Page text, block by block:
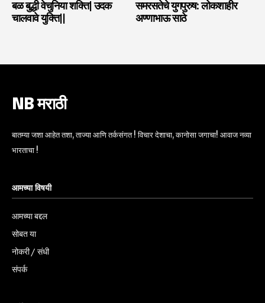
बळ बुद्धी वेचुनिया शक्ति| उदक
चालवावे युक्ति||
समरसतेचे युगपुरुष: लोकशाहीर
अण्णाभाऊ साठे
NB मराठी
बातम्या जशा आहेत तशा, ताज्या आणि तर्कसंगत ! विचार देशाचा, कानोसा जगाचा! आवाज नव्या
भारताचा !
आमच्या विषयी
आमच्या बद्दल
सोबत या
नोकरी / संधी
संपर्क